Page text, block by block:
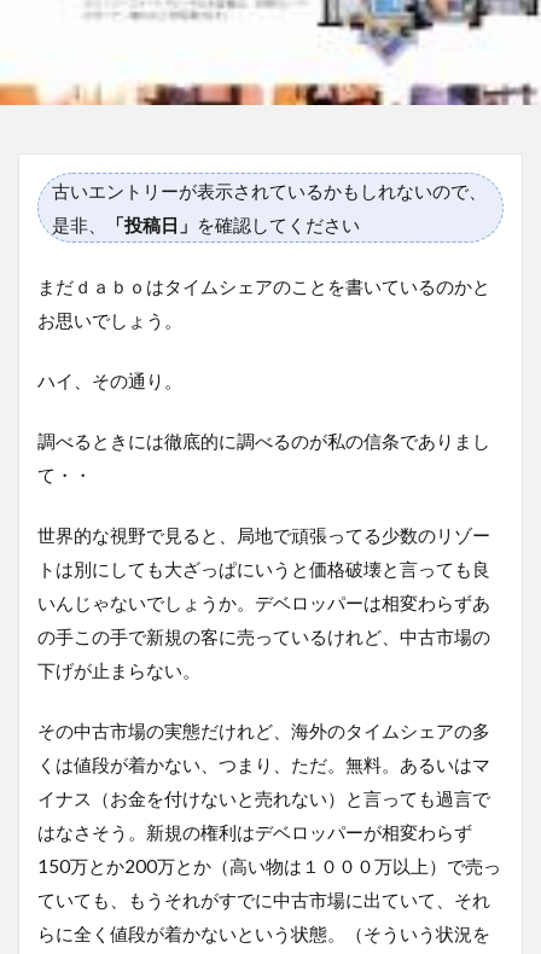
古いエントリーが表示されているかもしれないので、
是非、
「投稿日」 を確認してください
まだｄａｂｏはタイムシェアのことを書いているのかと
お思いでしょう。
ハイ、その通り。
調べるときには徹底的に調べるのが私の信条でありまし
て・・
世界的な視野で見ると、局地で頑張ってる少数のリゾー
トは別にしても大ざっぱにいうと価格破壊と言っても良
いんじゃないでしょうか。デベロッパーは相変わらずあ
の手この手で新規の客に売っているけれど、中古市場の
下げが止まらない。
その中古市場の実態だけれど、海外のタイムシェアの多
くは値段が着かない、つまり、ただ。無料。あるいはマ
イナス（お金を付けないと売れない）と言っても過言で
はなさそう。新規の権利はデベロッパーが相変わらず
150万とか200万とか（高い物は１０００万以上）で売っ
ていても、もうそれがすでに中古市場に出ていて、それ
らに全く値段が着かないという状態。（そういう状況を